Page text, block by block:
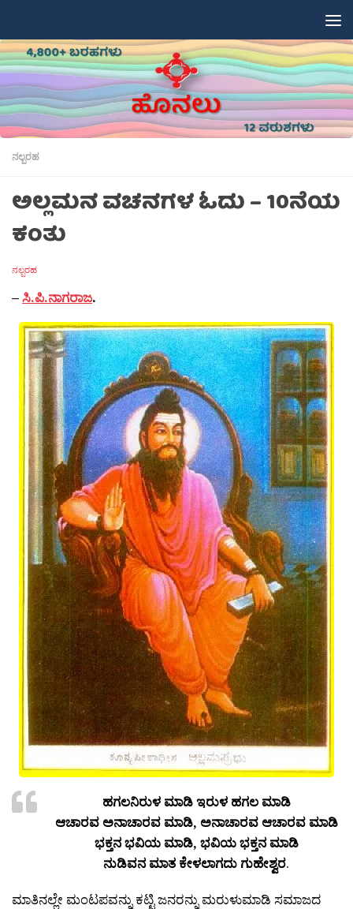
ನಲ್ಬರಹ
ಅಲ್ಲಮನ ವಚನಗಳ ಓದು – 10ನೆಯ
ಕಂತು
ನಲ್ಬರಹ
–ಸಿ.ಪಿ.ನಾಗರಾಜ.
ಹಗಲನಿರುಳ ಮಾಡಿ ಇರುಳ ಹಗಲ ಮಾಡಿ
ಆಚಾರವ ಅನಾಚಾರವ ಮಾಡಿ, ಅನಾಚಾರವ ಆಚಾರವ ಮಾಡಿ
ಭಕ್ತನ ಭವಿಯ ಮಾಡಿ, ಭವಿಯ ಭಕ್ತನ ಮಾಡಿ
ನುಡಿವನ ಮಾತ ಕೇಳಲಾಗದು ಗುಹೇಶ್ವರ.
ಮಾತಿನಲ್ಲೇ ಮಂಟಪವನ್ನು ಕಟ್ಟಿ ಜನರನ್ನು ಮರುಳುಮಾಡಿ ಸಮಾಜದ